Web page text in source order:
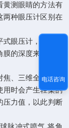
黄测眼睛的方法有
这两种眼压计区别在
压计，其原理
膜的深度来却准患
、三维全自动眼
使用时会产生轻柔的
力值，以此判断
脉冲式喷气,将角
电话咨询